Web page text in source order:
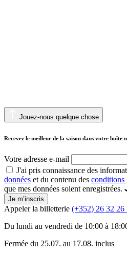
Jouez-nous quelque chose
Recevez le meilleur de la saison dans votre boîte
Votre adresse e-mail
J'ai pris connaissance des
données et du contenu des conditions
que mes données soient enregistrées.
Je m’inscris
Appeler la billetterie (+352) 26 32 26
Du lundi au vendredi de 10:00 à
Fermée du 25.07. au 17.08. inclus